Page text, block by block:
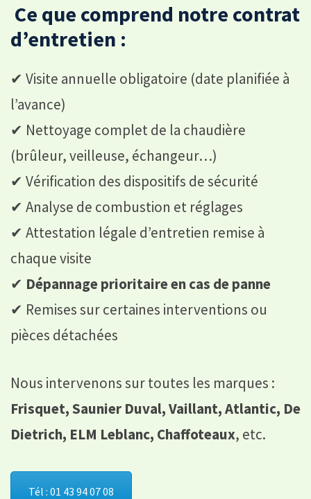
️ Ce que comprend notre contrat
d’entretien :
✔ Visite annuelle obligatoire (date planifiée à
l’avance)
✔ Nettoyage complet de la chaudière
(brûleur, veilleuse, échangeur…)
✔ Vérification des dispositifs de sécurité
✔ Analyse de combustion et réglages
✔ Attestation légale d’entretien remise à
chaque visite
✔ Dépannage prioritaire en cas de panne
✔ Remises sur certaines interventions ou
pièces détachées
Nous intervenons sur toutes les marques :
Frisquet, Saunier Duval, Vaillant, Atlantic, De
Dietrich, ELM Leblanc, Chaffoteaux, etc.
Tél : 01 43 94 07 08